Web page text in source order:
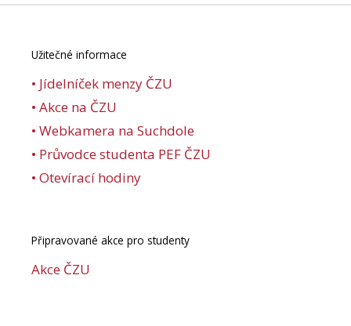
Užitečné informace
• Jídelníček menzy ČZU
• Akce na ČZU
• Webkamera na Suchdole
• Průvodce studenta PEF ČZU
• Otevírací hodiny
Připravované akce pro studenty
Akce ČZU